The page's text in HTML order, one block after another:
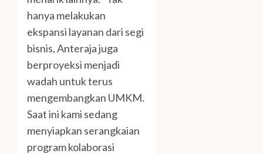
hanya melakukan
ekspansi layanan dari segi
bisnis, Anteraja juga
berproyeksi menjadi
wadah untuk terus
mengembangkan UMKM.
Saat ini kami sedang
menyiapkan serangkaian
program kolaborasi